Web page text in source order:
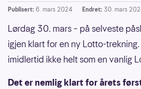
Publisert: 6. mars 2024 Endret: 30. mars
Lørdag 30. mars – på selveste
igjen klart for en ny Lotto-
imidlertid ikke helt som en vanlig
Det er nemlig klart for årets